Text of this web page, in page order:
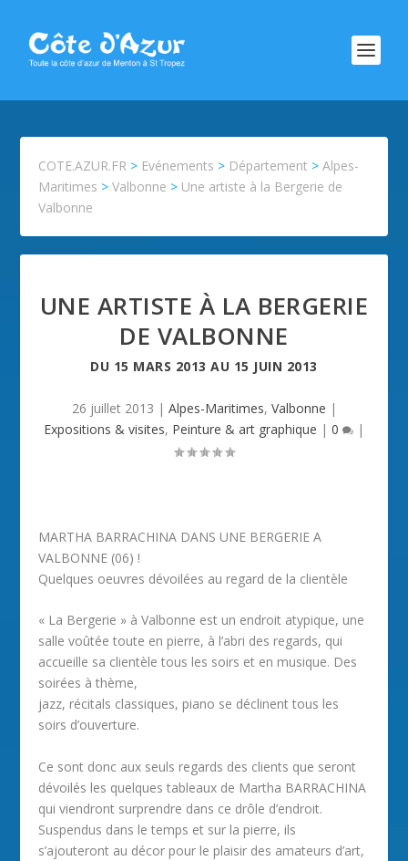
COTE.AZUR.FR > Evénements > Département >Alpes-
Maritimes >Valbonne > Une artiste à la Bergerie de
Valbonne
UNE ARTISTE À LA BERGERIE
DE VALBONNE
DU 15 MARS 2013 AU 15 JUIN 2013
26 juillet 2013 | Alpes-Maritimes, Valbonne |
Expositions & visites, Peinture & art graphique | 0 |
MARTHA BARRACHINA DANS UNE BERGERIE A
VALBONNE (06) !
Quelques oeuvres dévoilées au regard de la clientèle
« La Bergerie » à Valbonne est un endroit atypique, une
salle voûtée toute en pierre, à l’abri des regards, qui
accueille sa clientèle tous les soirs et en musique. Des
soirées à thème,
jazz, récitals classiques, piano se déclinent tous les
soirs d’ouverture.
Ce sont donc aux seuls regards des clients que seront
dévoilés les quelques tableaux de Martha BARRACHINA
qui viendront surprendre dans ce drôle d’endroit.
Suspendus dans le temps et sur la pierre, ils
s’ajouteront au décor pour le plaisir des amateurs d’art,